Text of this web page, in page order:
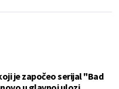
je započeo serijal "Bad